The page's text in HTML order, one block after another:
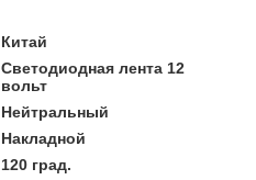
Китай
Светодиодная лента 12
вольт
Нейтральный
Накладной
120 град.